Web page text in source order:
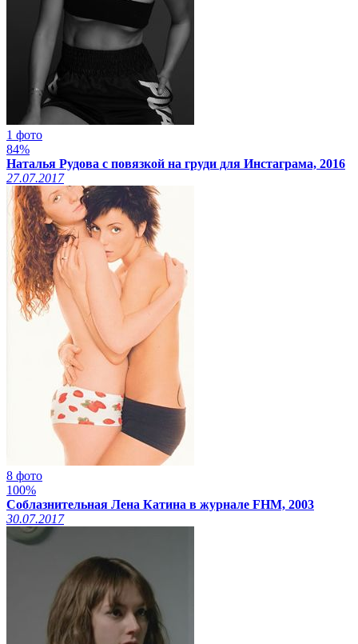
1 фото
84%
Наталья Рудова с повязкой на груди для Инстаграма, 2016
27.07.2017
8 фото
100%
Соблазнительная Лена Катина в журнале FHM, 2003
30.07.2017